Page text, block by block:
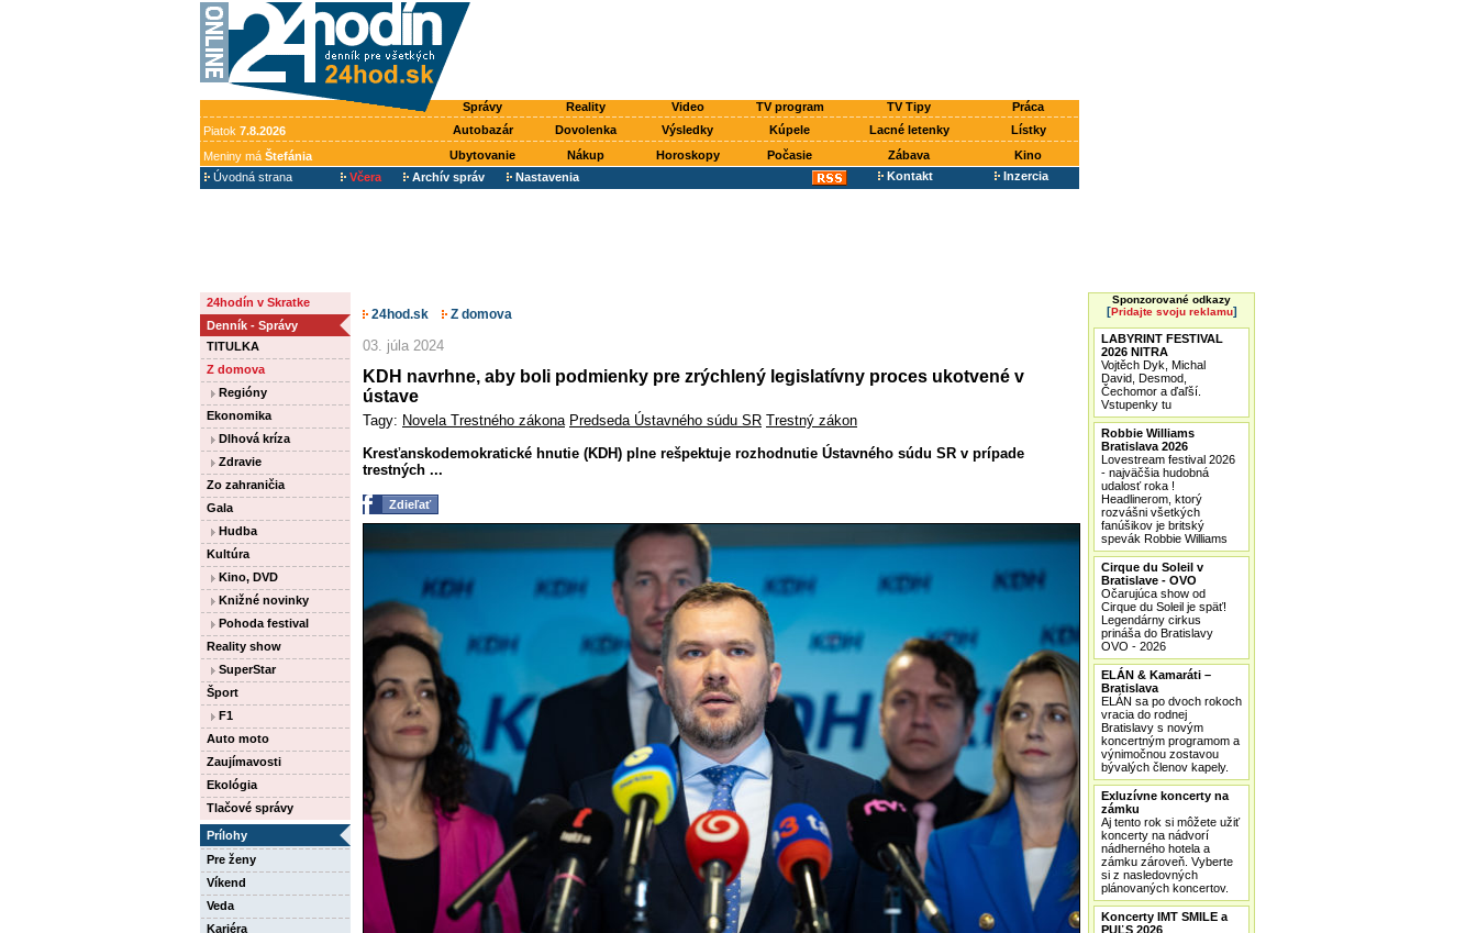
Správy Reality Video TV program TV Tipy
Práca
Piatok 7.8.2026 Autobazár Dovolenka Výsledky Kúpele Lacné letenky
Lístky
Meniny má Štefánia Ubytovanie Nákup Horoskopy Počasie Zábava
Kino
Úvodná strana
Včera Archív správ Nastavenia Kontakt Inzercia
24hodín v Skratke
Denník - Správy
TITULKA
Z domova
Regióny
Ekonomika
Dlhová kríza
Zdravie
Zo zahraničia
Gala
Hudba
Kultúra
Kino, DVD
Knižné novinky
Pohoda festival
Reality show
SuperStar
Šport
F1
Auto moto
Zaujímavosti
Ekológia
Tlačové správy
Prílohy
Pre ženy
Víkend
Veda
Kariéra
24hod.sk Z domova
03. júla 2024
KDH navrhne, aby boli podmienky pre zrýchlený legislatívny proces ukotvené v
ústave
Tagy: Novela Trestného zákona Predseda Ústavného súdu SR Trestný zákon
Kresťanskodemokratické hnutie (KDH) plne rešpektuje rozhodnutie Ústavného súdu SR v prípade
trestných ...
Zdieľať
Sponzorované odkazy
[Pridajte svoju reklamu]
LABYRINT FESTIVAL
2026 NITRA
Vojtěch Dyk, Michal
David, Desmod,
Čechomor a ďaľší.
Vstupenky tu
Robbie Williams
Bratislava 2026
Lovestream festival 2026
- najväčšia hudobná
udalosť roka !
Headlinerom, ktorý
rozvášni všetkých
fanúšikov je britský
spevák Robbie Williams
Cirque du Soleil v
Bratislave - OVO
Očarujúca show od
Cirque du Soleil je späť!
Legendárny cirkus
prináša do Bratislavy
OVO - 2026
ELÁN & Kamaráti –
Bratislava
ELÁN sa po dvoch rokoch
vracia do rodnej
Bratislavy s novým
koncertným programom a
výnimočnou zostavou
bývalých členov kapely.
Exluzívne koncerty na
zámku
Aj tento rok si môžete užiť
koncerty na nádvorí
nádherného hotela a
zámku zároveň. Vyberte
si z nasledovných
plánovaných koncertov.
Koncerty IMT SMILE a
PUĽS 2026